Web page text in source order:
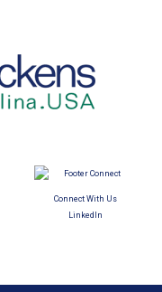
Connect With Us
LinkedIn